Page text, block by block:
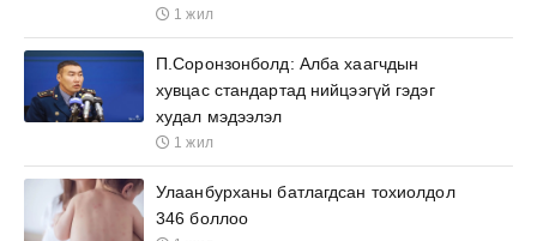
ажилтнууд өргөх бичиг барьжээ
1 жил
П.Соронзонболд: Алба хаагчдын
хувцас стандартад нийцээгүй гэдэг
худал мэдээлэл
1 жил
Улаанбурханы батлагдсан тохиолдол
346 боллоо